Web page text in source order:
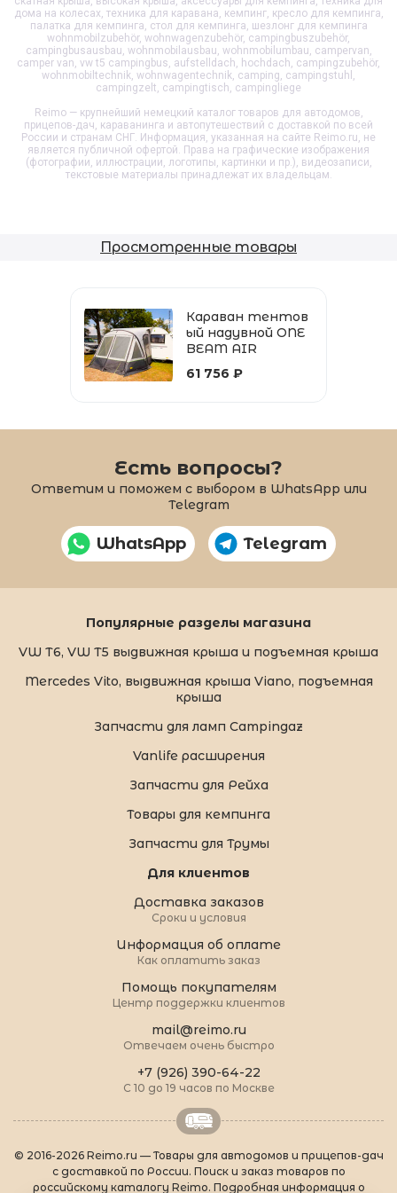
дома на колесах, техника для каравана, кемпинг, кресло для кемпинга,
палатка для кемпинга, стол для кемпинга, шезлонг для кемпинга
wohnmobilzubehör, wohnwagenzubehör, campingbuszubehör,
campingbusausbau, wohnmobilausbau, wohnmobilumbau, campervan,
camper van, vw t5 campingbus, aufstelldach, hochdach, campingzubehör,
wohnmobiltechnik, wohnwagentechnik, camping, campingstuhl,
campingzelt, campingtisch, campingliege
Reimo — крупнейший немецкий каталог товаров для автодомов,
прицепов-дач, караванинга и автопутешествий с доставкой по всей
России и странам СНГ. Информация, указанная на сайте Reimo.ru, не
является публичной офертой. Права на графические изображения
(фотографии, иллюстрации, логотипы, картинки и пр.), видеозаписи,
текстовые материалы принадлежат их владельцам.
Просмотренные товары
Караван тентов
ый надувной ONE
BEAM AIR
61 756 ₽
Есть вопросы?
Ответим и поможем с выбором в WhatsApp или
Telegram
WhatsApp Telegram
Популярные разделы магазина
VW T6, VW T5 выдвижная крыша и подъемная крыша
Mercedes Vito, выдвижная крыша Viano, подъемная
крыша
Запчасти для ламп Campingaz
Vanlife расширения
Запчасти для Рейха
Товары для кемпинга
Запчасти для Трумы
Для клиентов
Доставка заказов
Сроки и условия
Информация об оплате
Как оплатить заказ
Помощь покупателям
Центр поддержки клиентов
mail@reimo.ru
Отвечаем очень быстро
+7 (926) 390-64-22
С 10 до 19 часов по Москве
© 2016-2026 Reimo.ru — Товары для автодомов и прицепов-дач
с доставкой по России. Поиск и заказ товаров по
российскому каталогу Reimo. Подробная информация о